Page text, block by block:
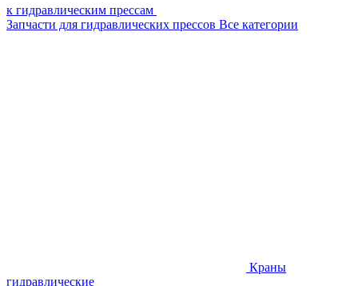
к гидравлическим прессам
Запчасти для гидравлических прессов Все категории
Краны
гидравлические